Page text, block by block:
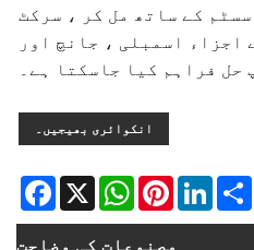
ساتھ مل کر ، سرکٹ
اسمبلی ، جانچ اور
کیا جاسکتا ہے۔
انکوائری بھیجیں۔
Facebook X
WhatsApp
Pinterest
مصنوعات کی وضاحت